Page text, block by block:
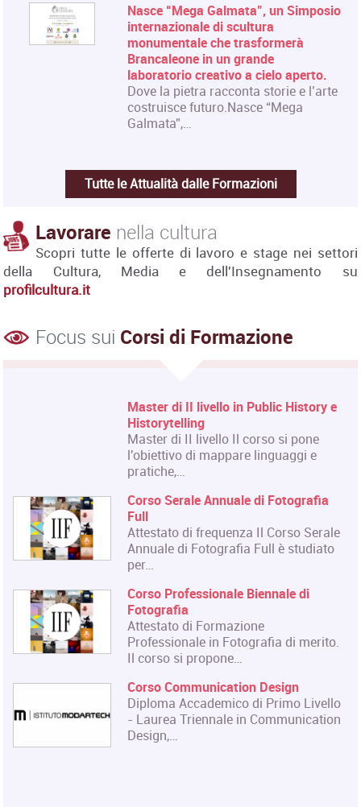
Nasce “Mega Galmata”, un Simposio
internazionale di scultura
monumentale che trasformerà
Brancaleone in un grande
laboratorio creativo a cielo aperto.
Dove la pietra racconta storie e l’arte
costruisce futuro.Nasce “Mega
Galmata”,…
Tutte le Attualità dalle Formazioni
Lavorare nella cultura
Scopri tutte le offerte di lavoro e stage nei settori
della Cultura, Media e dell'Insegnamento su
profilcultura.it
Focus sui Corsi di Formazione
Master di II livello in Public History e
Historytelling
Master di II livello Il corso si pone
l'obiettivo di mappare linguaggi e
pratiche,…
Corso Serale Annuale di Fotografia
Full
Attestato di frequenza Il Corso Serale
Annuale di Fotografia Full è studiato
per…
Corso Professionale Biennale di
Fotografia
Attestato di Formazione
Professionale in Fotografia di merito.
Il corso si propone…
Corso Communication Design
Diploma Accademico di Primo Livello
- Laurea Triennale in Communication
Design,…